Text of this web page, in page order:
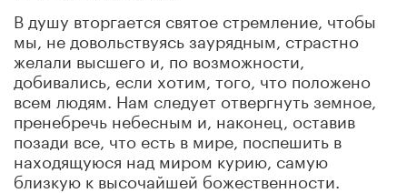
В душу вторгается святое стремление, чтобы
мы, не довольствуясь заурядным, страстно
желали высшего и, по возможности,
добивались, если хотим, того, что положено
всем людям. Нам следует отвергнуть земное,
пренебречь небесным и, наконец, оставив
позади все, что есть в мире, поспешить в
находящуюся над миром курию, самую
близкую к высочайшей божественности.